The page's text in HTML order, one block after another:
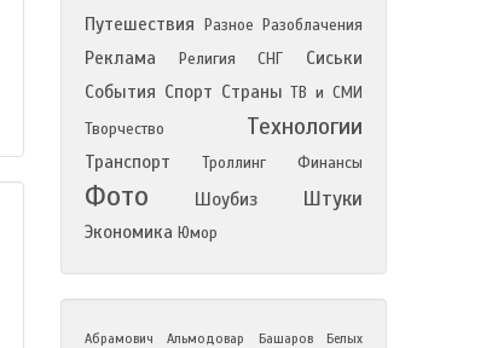
Путешествия
Разное Разоблачения
Реклама Религия СНГ
Сиськи
События Спорт Страны ТВ и СМИ
Творчество
Технологии
Транспорт Троллинг Финансы
Фото Шоубиз Штуки
Экономика Юмор
Абрамович Альмодовар Башаров
Белых